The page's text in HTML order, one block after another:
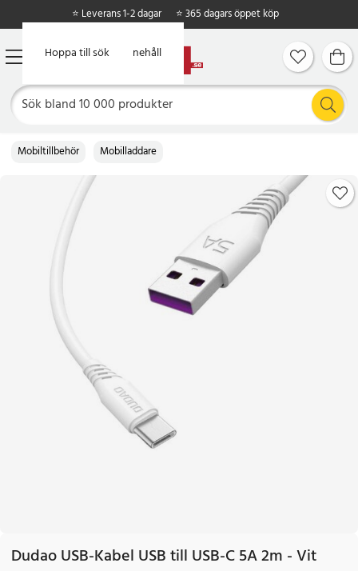
Hoppa till huvudinnehåll
Hoppa till sök
⭐ Leverans 1-2 dagar ⭐ 365 dagars öppet köp
Mobiltillbehör Mobilladdare
Dudao USB-Kabel USB till USB-C 5A 2m - Vit